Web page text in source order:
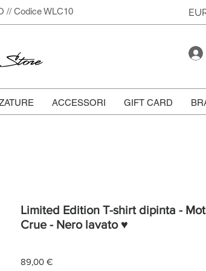
// Codice WLC10
Store
ACCESSORI GIFT CARD
Limited Edition T-shirt dipinta -
Crue - Nero lavato ♥
89,00 €Prezzo